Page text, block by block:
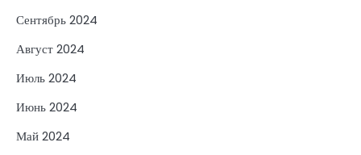
Сентябрь 2024
Август 2024
Июль 2024
Июнь 2024
Май 2024